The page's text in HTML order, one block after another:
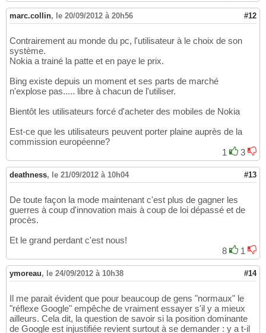
marc.collin, le 20/09/2012 à 20h56 #12
Contrairement au monde du pc, l'utilisateur à le choix de son
système.
Nokia a trainé la patte et en paye le prix.
Bing existe depuis un moment et ses parts de marché
n'explose pas..... libre à chacun de l'utiliser.
Bientôt les utilisateurs forcé d'acheter des mobiles de Nokia
Est-ce que les utilisateurs peuvent porter plaine auprès de la
commission européenne?
1
3
deathness, le 21/09/2012 à 10h04 #13
De toute façon la mode maintenant c'est plus de gagner les
guerres à coup d'innovation mais à coup de loi dépassé et de
procès.
Et le grand perdant c'est nous!
8
1
ymoreau, le 24/09/2012 à 10h38 #14
Il me parait évident que pour beaucoup de gens "normaux" le
"réflexe Google" empêche de vraiment essayer s'il y a mieux
ailleurs. Cela dit, la question de savoir si la position dominante
de Google est injustifiée revient surtout à se demander : y a t-il